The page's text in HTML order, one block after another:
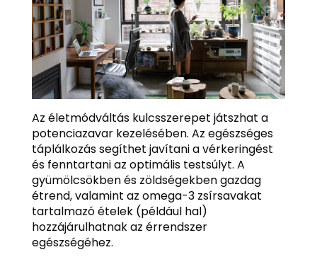
Az életmódváltás kulcsszerepet játszhat a
potenciazavar kezelésében. Az egészséges
táplálkozás segíthet javítani a vérkeringést
és fenntartani az optimális testsúlyt. A
gyümölcsökben és zöldségekben gazdag
étrend, valamint az omega-3 zsírsavakat
tartalmazó ételek (például hal)
hozzájárulhatnak az érrendszer
egészségéhez.